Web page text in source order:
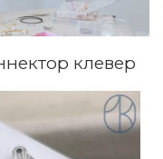
клевер